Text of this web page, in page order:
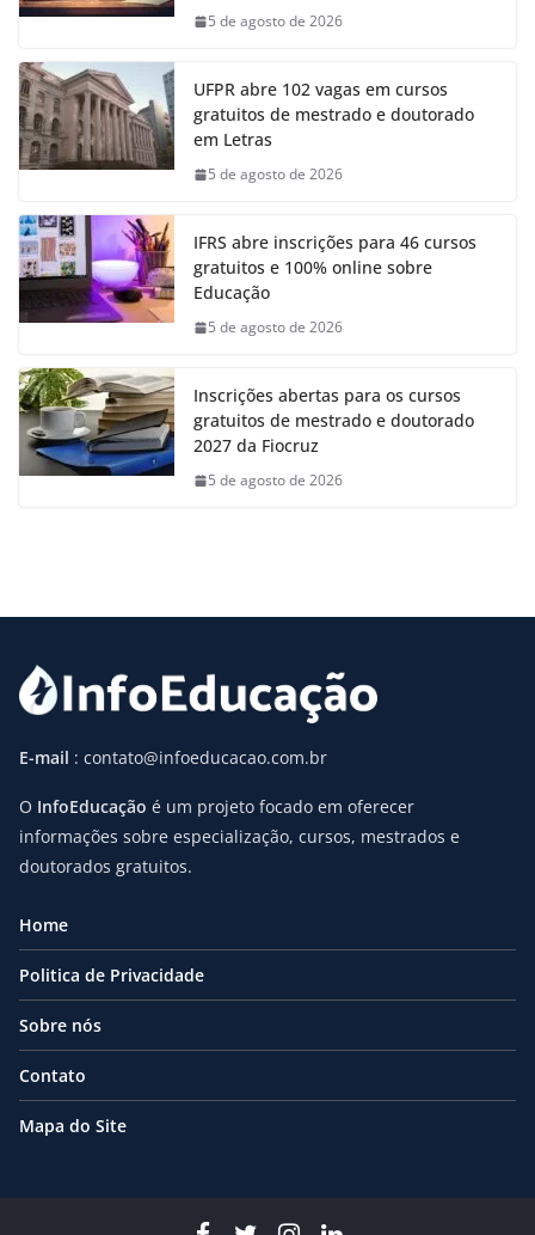
5 de agosto de 2026
UFPR abre 102 vagas em cursos
gratuitos de mestrado e doutorado
em Letras
5 de agosto de 2026
IFRS abre inscrições para 46 cursos
gratuitos e 100% online sobre
Educação
5 de agosto de 2026
Inscrições abertas para os cursos
gratuitos de mestrado e doutorado
2027 da Fiocruz
5 de agosto de 2026
E-mail : contato@infoeducacao.com.br
O InfoEducação é um projeto focado em oferecer
informações sobre especialização, cursos, mestrados e
doutorados gratuitos.
Home
Politica de Privacidade
Sobre nós
Contato
Mapa do Site